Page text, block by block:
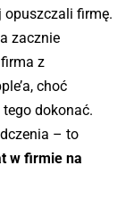
opuszczali firmę.
zacznie
z
choć
tego dokonać.
– to
w firmie na